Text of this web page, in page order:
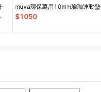
muva環保萬用10mm瑜珈運動墊
$1050